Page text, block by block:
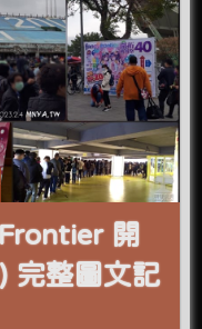
開
完整圖文記